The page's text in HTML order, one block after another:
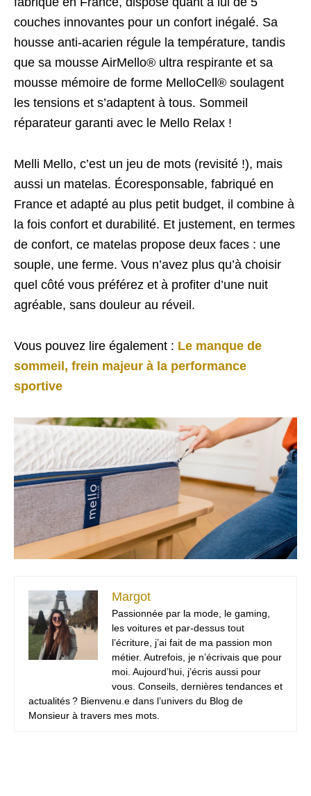
couches innovantes pour un confort inégalé. Sa
housse anti-acarien régule la température, tandis
que sa mousse AirMello® ultra respirante et sa
mousse mémoire de forme MelloCell® soulagent
les tensions et s’adaptent à tous. Sommeil
réparateur garanti avec le Mello Relax !
Melli Mello, c’est un jeu de mots (revisité !), mais
aussi un matelas. Écoresponsable, fabriqué en
France et adapté au plus petit budget, il combine à
la fois confort et durabilité. Et justement, en termes
de confort, ce matelas propose deux faces : une
souple, une ferme. Vous n’avez plus qu’à choisir
quel côté vous préférez et à profiter d’une nuit
agréable, sans douleur au réveil.
Vous pouvez lire également : Le manque de
sommeil, frein majeur à la performance
sportive
Margot
Passionnée par la mode, le gaming,
les voitures et par-dessus tout
l’écriture, j’ai fait de ma passion mon
métier. Autrefois, je n’écrivais que pour
moi. Aujourd’hui, j’écris aussi pour
vous. Conseils, dernières tendances et
actualités ? Bienvenu.e dans l’univers du Blog de
Monsieur à travers mes mots.